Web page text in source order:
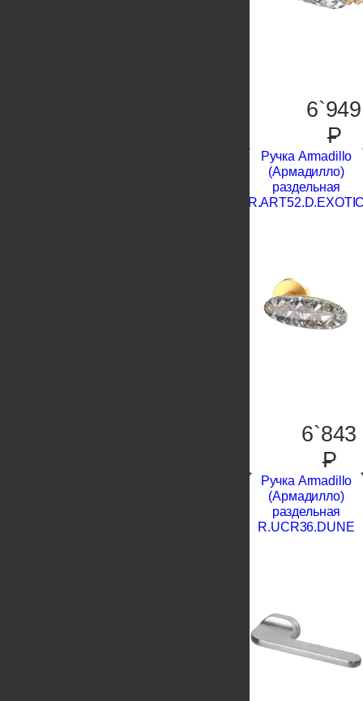
6`949
P
Ручка Armadillo
(Армадилло)
раздельная
6`843
P
Ручка Armadillo
(Армадилло)
раздельная
R.UCR36.DUNE